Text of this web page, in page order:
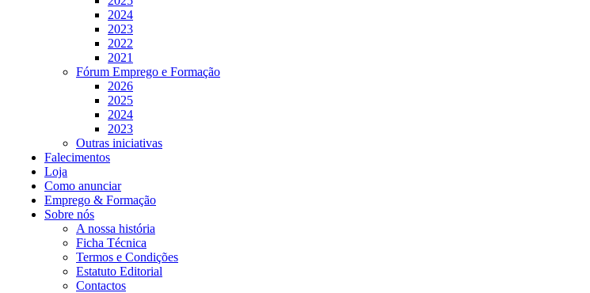
2024
2023
2022
2021
Fórum Emprego e Formação
2026
2025
2024
2023
Outras iniciativas
Falecimentos
Loja
Como anunciar
Emprego & Formação
Sobre nós
A nossa história
Ficha Técnica
Termos e Condições
Estatuto Editorial
Contactos